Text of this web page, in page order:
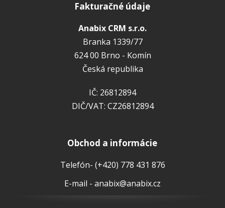
Fakturačné údaje
Anabix CRM s.r.o.
Branka 1339/77
624 00 Brno - Komín
Česká republika
IČ: 26812894
DIČ/VAT: CZ26812894
Obchod a informácie
Telefón- (+420) 778 431 876
E-mail - anabix@anabix.cz